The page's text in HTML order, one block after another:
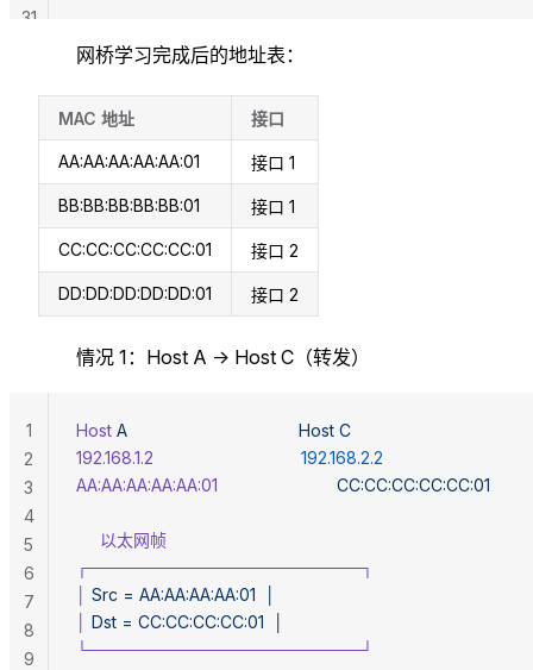
31
网桥学习完成后的地址表：
MAC 地址 接口
AA:AA:AA:AA:AA:01 接口 1
BB:BB:BB:BB:BB:01 接口 1
CC:CC:CC:CC:CC:01 接口 2
DD:DD:DD:DD:DD:01 接口 2
情况 1：Host A → Host C（转发）
Host A
                                    Host
C
192.168.1.2
                               192.168.2.2
AA:AA:AA:AA:AA:01
                         CC:CC:CC:CC:CC:01
     以太网帧
┌───────────────────────┐
Src = AA:AA:AA:AA:01
Dst = CC:CC:CC:CC:01
└───────────────────────┘
1
2
3
4
5
6
7
8
9